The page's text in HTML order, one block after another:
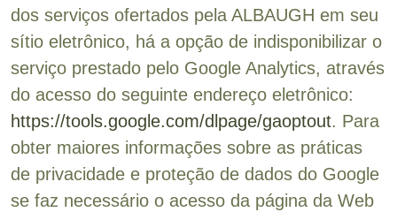
dos serviços ofertados pela ALBAUGH em seu
sítio eletrônico, há a opção de indisponibilizar o
serviço prestado pelo Google Analytics, através
do acesso do seguinte endereço eletrônico:
https://tools.google.com/dlpage/gaoptout. Para
obter maiores informações sobre as práticas
de privacidade e proteção de dados do Google
se faz necessário o acesso da página da Web